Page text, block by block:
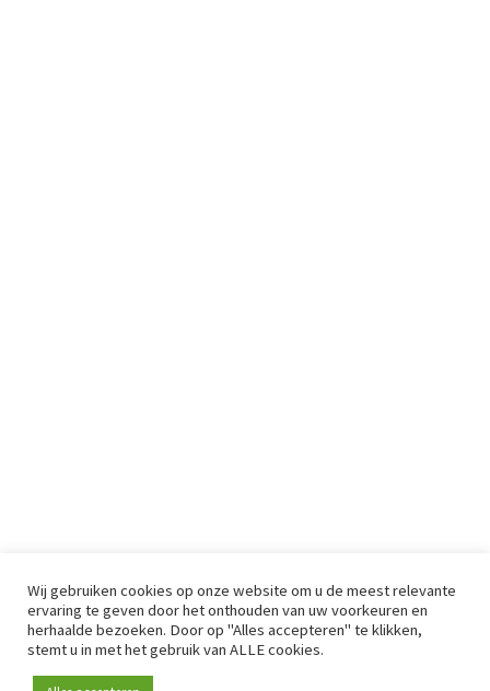
Wij gebruiken cookies op onze website om u de meest relevante
ervaring te geven door het onthouden van uw voorkeuren en
herhaalde bezoeken. Door op "Alles accepteren" te klikken,
stemt u in met het gebruik van ALLE cookies.